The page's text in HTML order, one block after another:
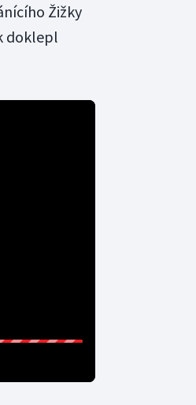
Žižky
doklepl